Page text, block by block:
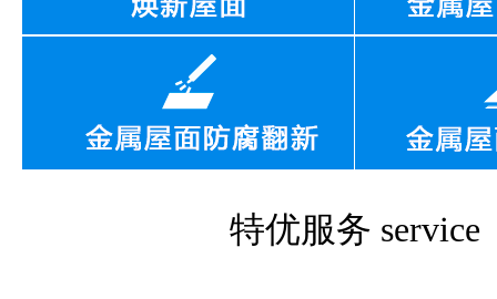
特优服务 service